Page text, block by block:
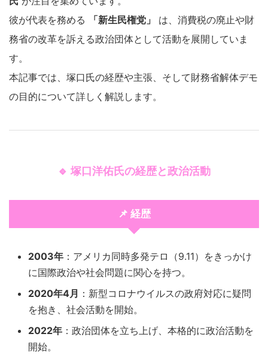
彼が代表を務める
「新生民権党」
は、消費税の廃止や財
務省の改革を訴える政治団体として活動を展開していま
す。
本記事では、塚口氏の経歴や主張、そして財務省解体デモ
の目的について詳しく解説します。
🔹 塚口洋佑氏の経歴と政治活動
📌 経歴
2003年 ：アメリカ同時多発テロ（9.11）をきっかけ
に国際政治や社会問題に関心を持つ。
2020年4月 ：新型コロナウイルスの政府対応に疑問
を抱き、社会活動を開始。
2022年 ：政治団体を立ち上げ、本格的に政治活動を
開始。